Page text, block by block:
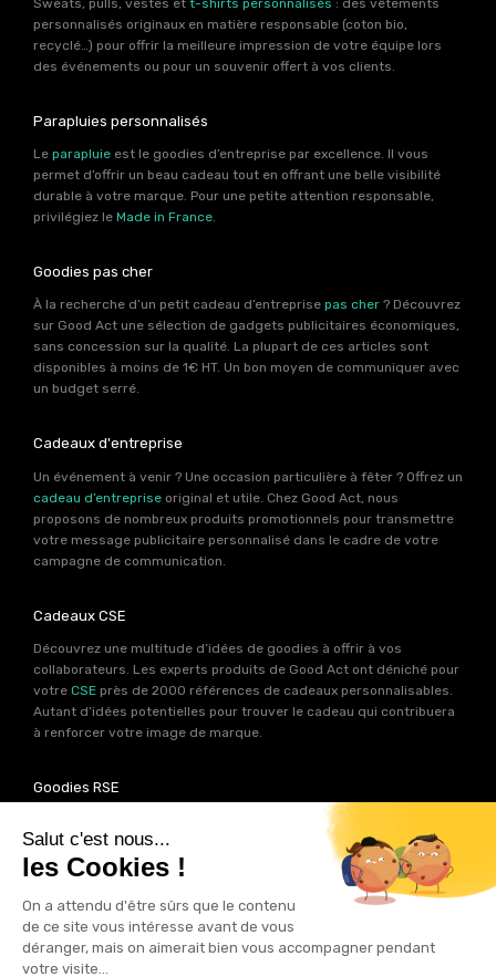
personnalisés originaux en matière responsable (coton bio,
recyclé…) pour offrir la meilleure impression de votre équipe lors
des événements ou pour un souvenir offert à vos clients.
Parapluies personnalisés
Le parapluie est le goodies d’entreprise par excellence. Il vous
permet d’offrir un beau cadeau tout en offrant une belle visibilité
durable à votre marque. Pour une petite attention responsable,
privilégiez le Made in France.
Goodies pas cher
À la recherche d’un petit cadeau d’entreprise pas cher ? Découvrez
sur Good Act une sélection de gadgets publicitaires économiques,
sans concession sur la qualité. La plupart de ces articles sont
disponibles à moins de 1€ HT. Un bon moyen de communiquer avec
un budget serré.
Cadeaux d'entreprise
Un événement à venir ? Une occasion particulière à fêter ? Offrez un
cadeau d’entreprise original et utile. Chez Good Act, nous
proposons de nombreux produits promotionnels pour transmettre
votre message publicitaire personnalisé dans le cadre de votre
campagne de communication.
Cadeaux CSE
Découvrez une multitude d’idées de goodies à offrir à vos
collaborateurs. Les experts produits de Good Act ont déniché pour
votre CSE près de 2000 références de cadeaux personnalisables.
Autant d’idées potentielles pour trouver le cadeau qui contribuera
à renforcer votre image de marque.
Goodies RSE
Vous souhaitez communiquer en accord avec vos valeurs ? Ca
tombe bien ! Un grand nombre de produits présents sur Good Act
sont fabriqués en France et en Europe.
Notre sélection RSEvous
permet de trouver un goodies parfait pour votre campagne de
communication. Des produits fabriqués avec amour dans de
bonnes conditions et un impact limité sur la planête.